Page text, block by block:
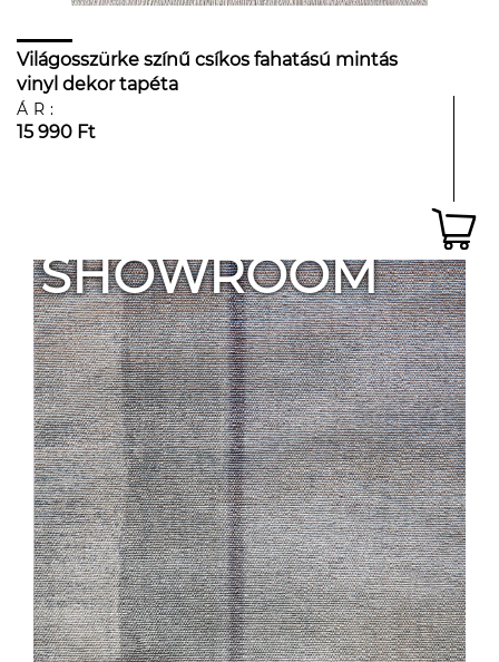
Világosszürke színű csíkos fahatású mintás
vinyl dekor tapéta
ÁR:
15 990 Ft
SHOWROOM